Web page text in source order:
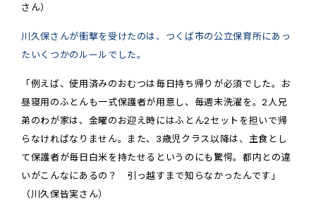
さん）
川久保さんが衝撃を受けたのは、つくば市の公立保育所にあっ
たいくつかのルールでした。
「例えば、使用済みのおむつは毎日持ち帰りが必須でした。お
昼寝用のふとんも一式保護者が用意し、毎週末洗濯を。2人兄
弟のわが家は、金曜のお迎え時にはふとん2セットを担いで帰
らなければなりません。また、3歳児クラス以降は、主食とし
て保護者が毎日白米を持たせるというのにも驚愕。都内との違
いがこんなにあるの？ 引っ越すまで知らなかったんです」
（川久保皆実さん）